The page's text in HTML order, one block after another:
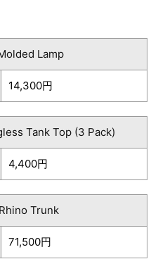
Lamp
14,300円
Tank Top (3 Pack)
4,400円
Trunk
71,500円